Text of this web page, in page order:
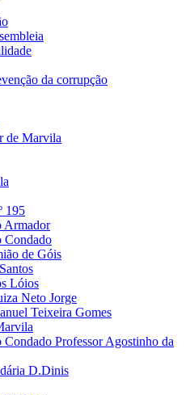
da corrupção
de Marvila
195
Armador
Condado
de Góis
Lóios
Neto Jorge
Teixeira Gomes
Professor Agostinho da
D.Dinis